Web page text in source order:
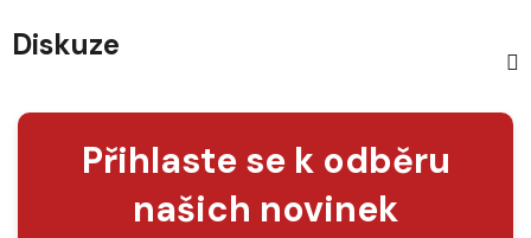
Diskuze
Přihlaste se k odběru
našich novinek